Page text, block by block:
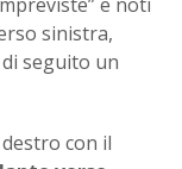
sinistra,
seguito un
con il